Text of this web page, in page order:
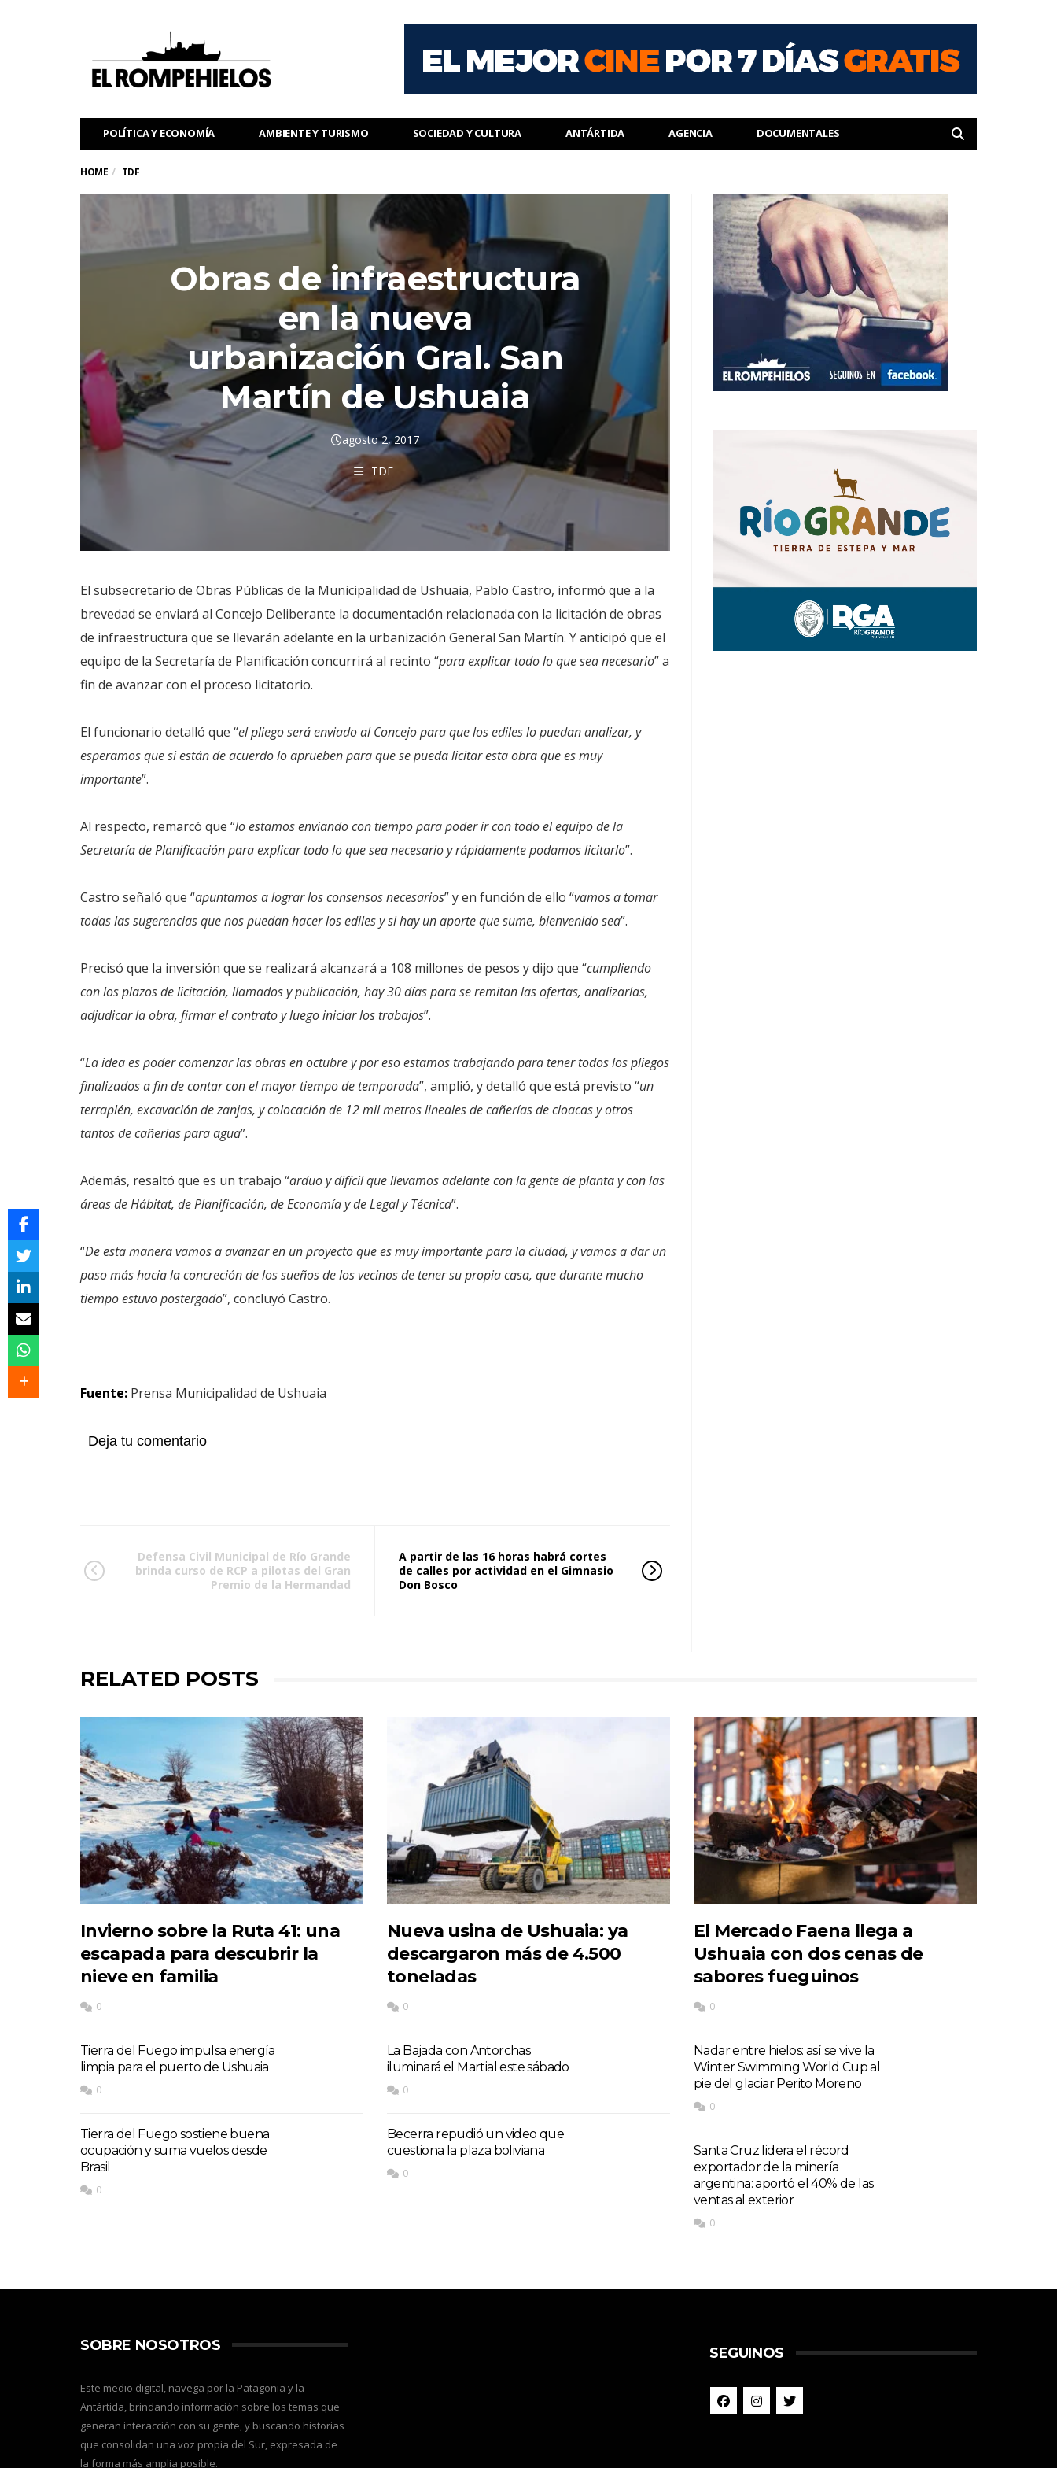
POLÍTICA Y ECONOMÍA AMBIENTE Y TURISMO SOCIEDAD Y CULTURA ANTÁRTIDA AGENCIA DOCUMENTALES
HOME TDF
Obras de infraestructura
en la nueva
urbanización Gral. San
Martín de Ushuaia
agosto 2, 2017
TDF
El subsecretario de Obras Públicas de la Municipalidad de Ushuaia, Pablo Castro, informó que a la
brevedad se enviará al Concejo Deliberante la documentación relacionada con la licitación de obras
de infraestructura que se llevarán adelante en la urbanización General San Martín. Y anticipó que el
equipo de la Secretaría de Planificación concurrirá al recinto “para explicar todo lo que sea necesario” a
fin de avanzar con el proceso licitatorio.
El funcionario detalló que “el pliego será enviado al Concejo para que los ediles lo puedan analizar, y
esperamos que si están de acuerdo lo aprueben para que se pueda licitar esta obra que es muy
importante”.
Al respecto, remarcó que “lo estamos enviando con tiempo para poder ir con todo el equipo de la
Secretaría de Planificación para explicar todo lo que sea necesario y rápidamente podamos licitarlo”.
Castro señaló que “apuntamos a lograr los consensos necesarios” y en función de ello “vamos a tomar
todas las sugerencias que nos puedan hacer los ediles y si hay un aporte que sume, bienvenido sea”.
Precisó que la inversión que se realizará alcanzará a 108 millones de pesos y dijo que “cumpliendo
con los plazos de licitación, llamados y publicación, hay 30 días para se remitan las ofertas, analizarlas,
adjudicar la obra, firmar el contrato y luego iniciar los trabajos”.
“La idea es poder comenzar las obras en octubre y por eso estamos trabajando para tener todos los pliegos
finalizados a fin de contar con el mayor tiempo de temporada”, amplió, y detalló que está previsto “un
terraplén, excavación de zanjas, y colocación de 12 mil metros lineales de cañerías de cloacas y otros
tantos de cañerías para agua”.
Además, resaltó que es un trabajo “arduo y difícil que llevamos adelante con la gente de planta y con las
áreas de Hábitat, de Planificación, de Economía y de Legal y Técnica”.
“De esta manera vamos a avanzar en un proyecto que es muy importante para la ciudad, y vamos a dar un
paso más hacia la concreción de los sueños de los vecinos de tener su propia casa, que durante mucho
tiempo estuvo postergado”, concluyó Castro.
Fuente: Prensa Municipalidad de Ushuaia
Deja tu comentario
Defensa Civil Municipal de Río Grande
brinda curso de RCP a pilotas del Gran
Premio de la Hermandad
A partir de las 16 horas habrá cortes
de calles por actividad en el Gimnasio
Don Bosco
RELATED POSTS
Invierno sobre la Ruta 41: una
escapada para descubrir la
nieve en familia
0
Tierra del Fuego impulsa energía
limpia para el puerto de Ushuaia
0
Tierra del Fuego sostiene buena
ocupación y suma vuelos desde
Brasil
0
Nueva usina de Ushuaia: ya
descargaron más de 4.500
toneladas
0
La Bajada con Antorchas
iluminará el Martial este sábado
0
Becerra repudió un video que
cuestiona la plaza boliviana
0
El Mercado Faena llega a
Ushuaia con dos cenas de
sabores fueguinos
0
Nadar entre hielos: así se vive la
Winter Swimming World Cup al
pie del glaciar Perito Moreno
0
Santa Cruz lidera el récord
exportador de la minería
argentina: aportó el 40% de las
ventas al exterior
0
SOBRE NOSOTROS
Este medio digital, navega por la Patagonia y la
Antártida, brindando información sobre los temas que
generan interacción con su gente, y buscando historias
que consolidan una voz propia del Sur, expresada de
la forma más amplia posible.
SEGUINOS